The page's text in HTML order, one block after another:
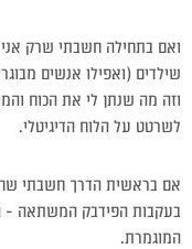
ואם בתחילה חשבתי שרק
שילדים (ואפילו אנשים
וזה מה שנתן לי את הכוח
לשרטט על הלוח הדיגיטלי.
אם בראשית הדרך חשבתי
בעקבות הפידבק המשתאה –
המוגמרת.